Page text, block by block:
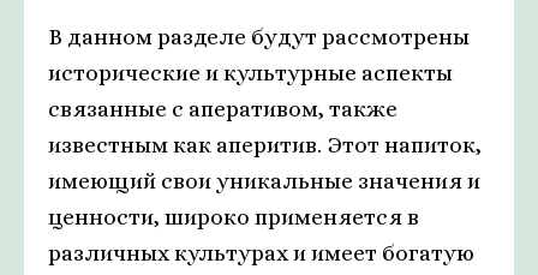
В данном разделе будут рассмотрены
исторические и культурные аспекты
связанные с аперативом, также
известным как аперитив. Этот напиток,
имеющий свои уникальные значения и
ценности, широко применяется в
различных культурах и имеет богатую